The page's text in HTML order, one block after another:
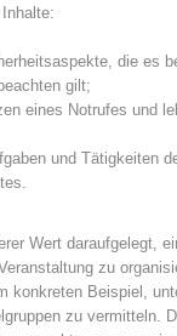
die es
gilt;
eines Notrufes und
und Tätigkeiten
Wert daraufgelegt,
zu
konkreten Beispiel,
zu vermitteln.